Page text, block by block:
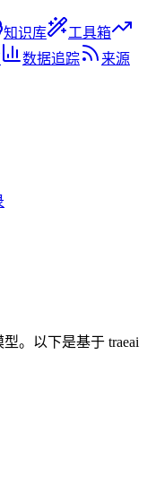
知识库
工具箱
数据追踪
来源
型。以下是基于 traeai